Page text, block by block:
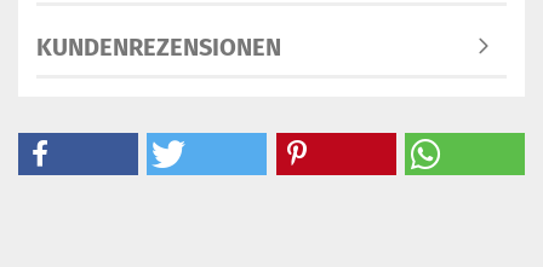
KUNDENREZENSIONEN